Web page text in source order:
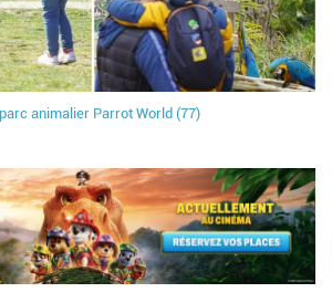
animalier Parrot World (77)